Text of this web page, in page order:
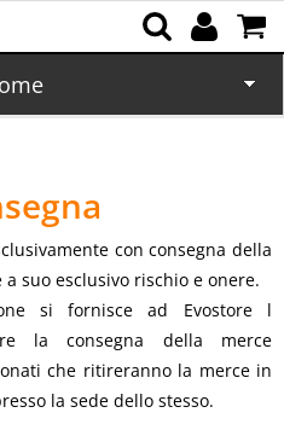
con consegna della
suo esclusivo rischio e onere.
si fornisce ad Evostore l
la consegna della merce
che ritireranno la merce in
la sede dello stesso.